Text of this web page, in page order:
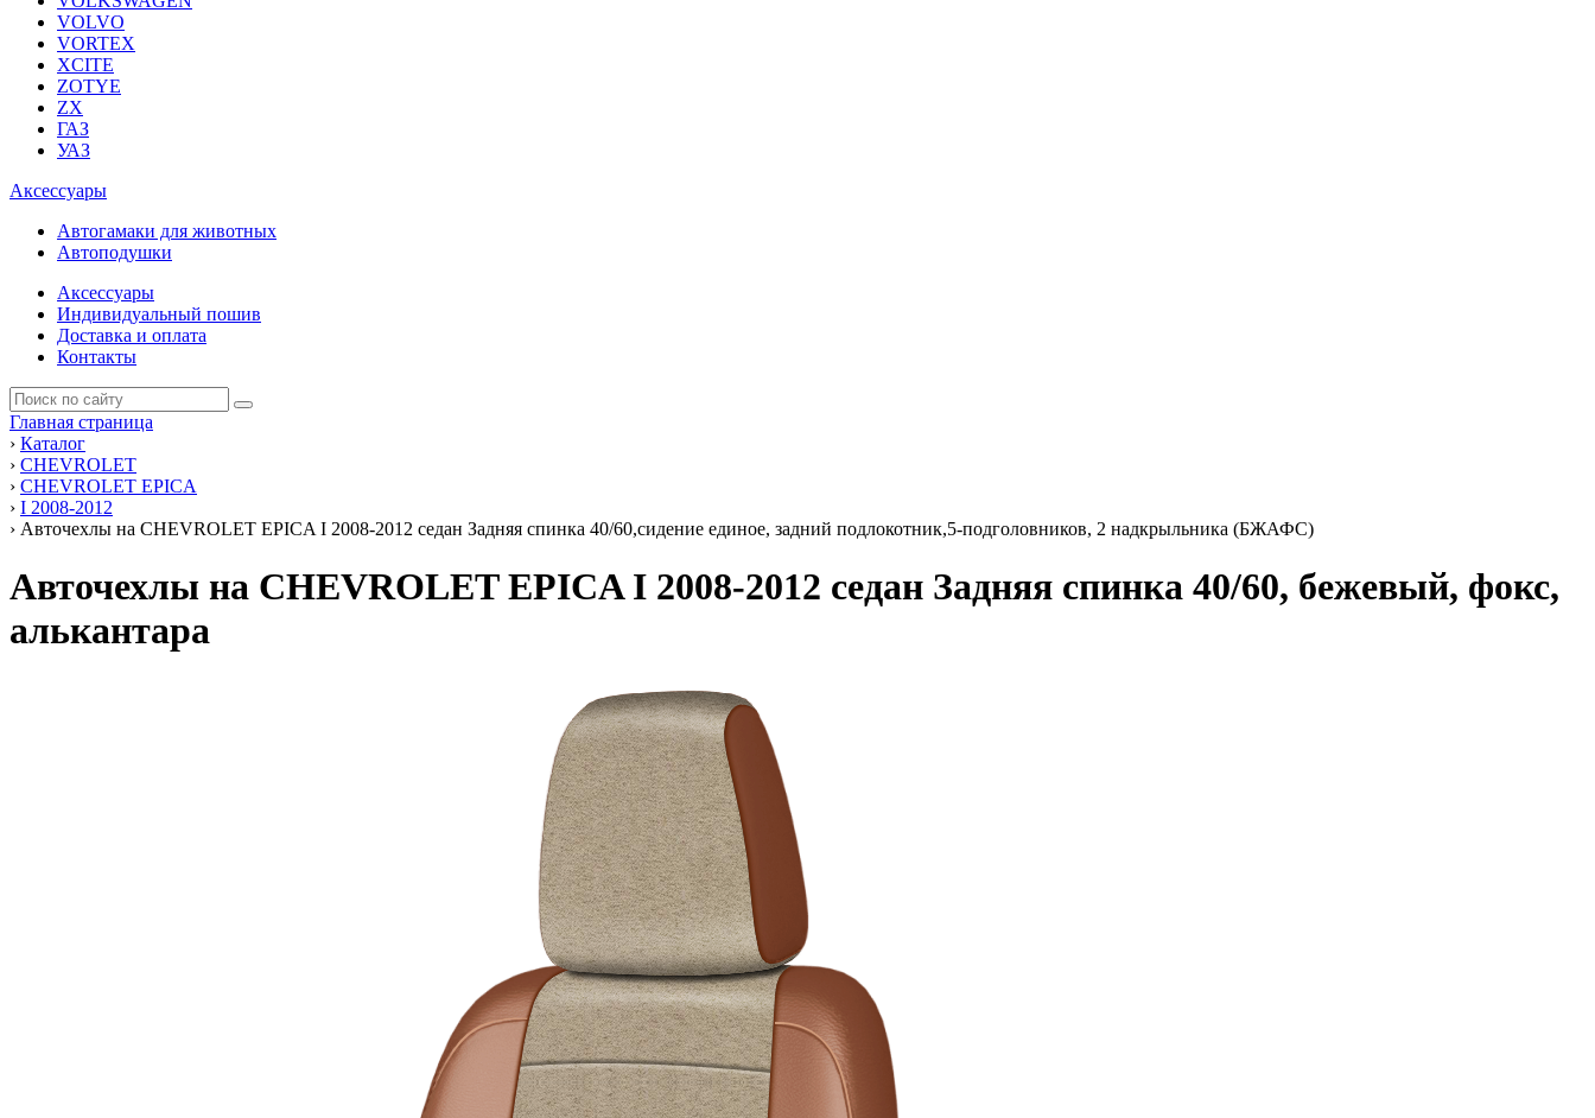
VOLVO
VORTEX
XCITE
ZOTYE
ZX
ГАЗ
УАЗ
Аксессуары
Автогамаки для животных
Автоподушки
Аксессуары
Индивидуальный пошив
Доставка и оплата
Контакты
Главная страница
› Каталог
› CHEVROLET
› CHEVROLET EPICA
› I 2008-2012
› Авточехлы на CHEVROLET EPICA I 2008-2012 седан Задняя спинка 40/60,сидение единое, задний подлокотник,5-подголовников, 2 надкрыльника (БЖАФС)
Авточехлы на CHEVROLET EPICA I 2008-2012 седан Задняя спинка 40/60, бежевый, фокс,
алькантара